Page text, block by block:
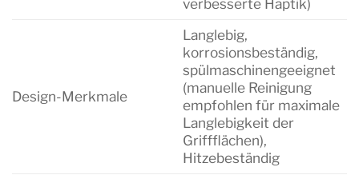
verbesserte Haptik)
Design-Merkmale
Langlebig,
korrosionsbeständig,
spülmaschinengeeignet
(manuelle Reinigung
empfohlen für maximale
Langlebigkeit der
Griffflächen),
Hitzebeständig